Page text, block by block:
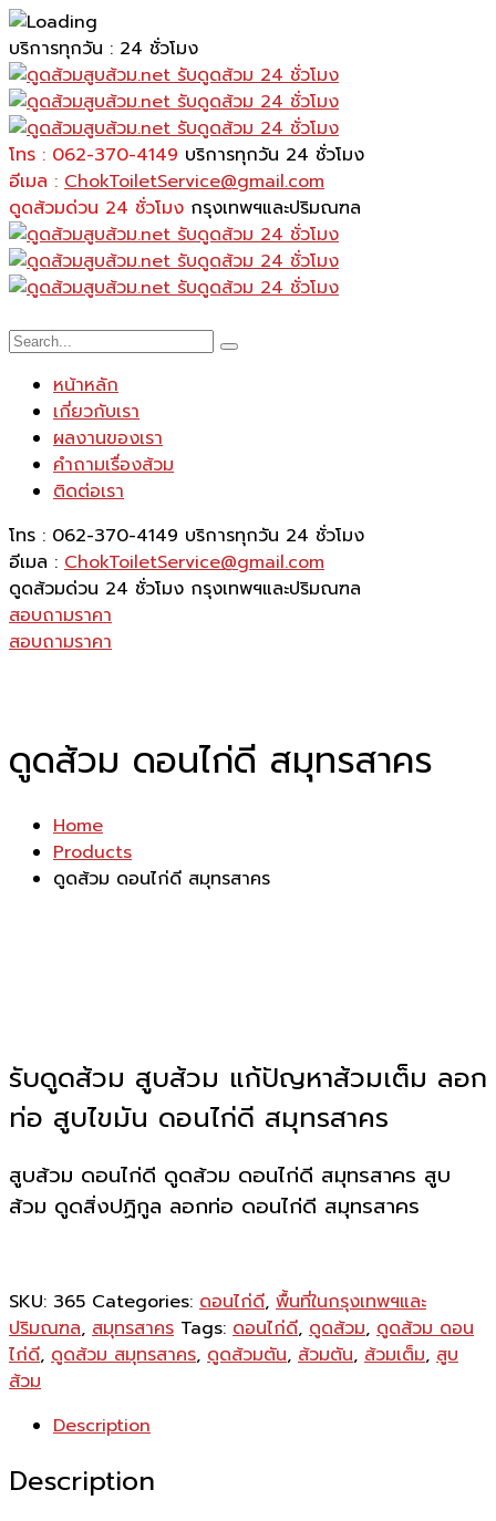
บริการทุกวัน : 24 ชั่วโมง
โทร : 062-370-4149 บริการทุกวัน 24 ชั่วโมง
อีเมล : ChokToiletService@gmail.com
ดูดส้วมด่วน 24 ชั่วโมง กรุงเทพฯและปริมณฑล
หน้าหลัก
เกี่ยวกับเรา
ผลงานของเรา
คำถามเรื่องส้วม
ติดต่อเรา
โทร : 062-370-4149 บริการทุกวัน 24 ชั่วโมง
อีเมล : ChokToiletService@gmail.com
ดูดส้วมด่วน 24 ชั่วโมง กรุงเทพฯและปริมณฑล
สอบถามราคา
สอบถามราคา
ดูดส้วม ดอนไก่ดี สมุทรสาคร
Home
Products
ดูดส้วม ดอนไก่ดี สมุทรสาคร
รับดูดส้วม สูบส้วม แก้ปัญหาส้วมเต็ม ลอก
ท่อ สูบไขมัน ดอนไก่ดี สมุทรสาคร
สูบส้วม ดอนไก่ดี ดูดส้วม ดอนไก่ดี สมุทรสาคร สูบ
ส้วม ดูดสิ่งปฏิกูล ลอกท่อ ดอนไก่ดี สมุทรสาคร
SKU: 365 Categories: ดอนไก่ดี, พื้นที่ในกรุงเทพฯและ
ปริมณฑล, สมุทรสาคร Tags: ดอนไก่ดี, ดูดส้วม, ดูดส้วม ดอน
ไก่ดี, ดูดส้วม สมุทรสาคร, ดูดส้วมตัน, ส้วมตัน, ส้วมเต็ม, สูบ
ส้วม
Description
Description